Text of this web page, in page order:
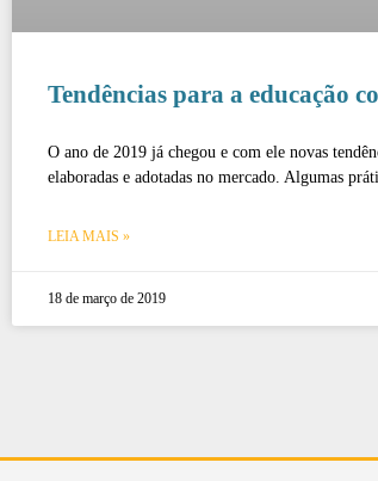
Tendências para a educação
O ano de 2019 já chegou e com ele novas
elaboradas e adotadas no mercado. Algumas
LEIA MAIS »
18 de março de 2019